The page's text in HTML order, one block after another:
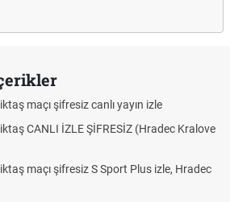
maçı şifresiz canlı yayın izle
CANLI İZLE ŞİFRESİZ (Hradec Kralove
maçı şifresiz S Sport Plus izle, Hradec